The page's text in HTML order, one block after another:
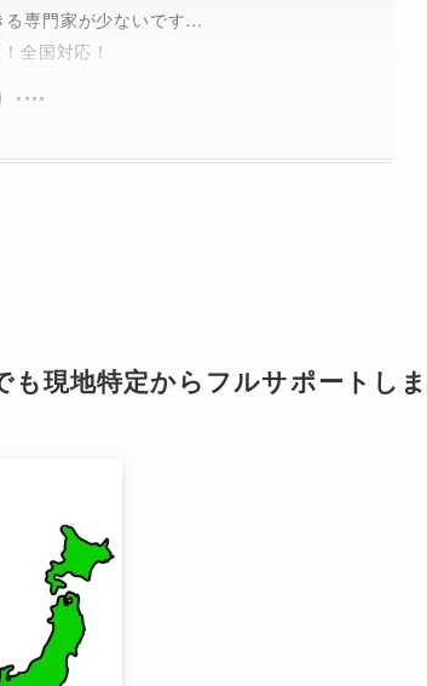
る専門家が少ないです…
全国対応！
も現地特定からフルサポートしま